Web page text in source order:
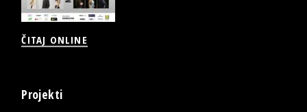
ČITAJ ONLINE
Projekti